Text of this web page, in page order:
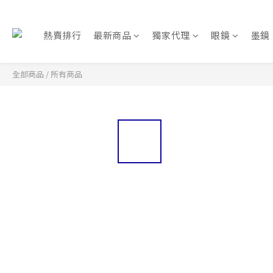
熱賣排行 最新商品 獨家代理 眼鏡 墨鏡
全部商品 / 所有商品